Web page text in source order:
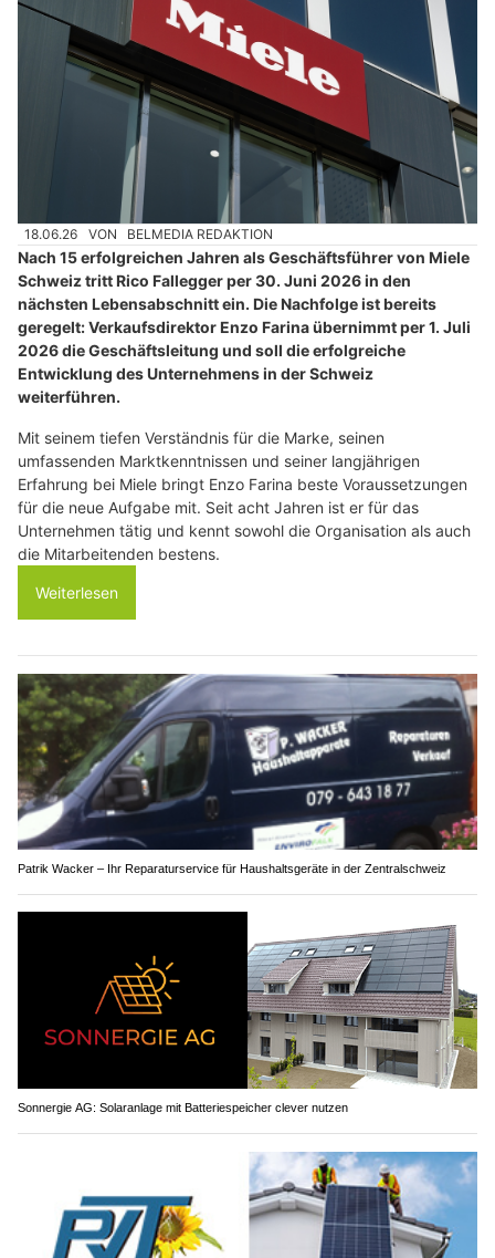
18.06.26 VON BELMEDIA REDAKTION
Nach 15 erfolgreichen Jahren als Geschäftsführer von Miele
Schweiz tritt Rico Fallegger per 30. Juni 2026 in den
nächsten Lebensabschnitt ein. Die Nachfolge ist bereits
geregelt: Verkaufsdirektor Enzo Farina übernimmt per 1. Juli
2026 die Geschäftsleitung und soll die erfolgreiche
Entwicklung des Unternehmens in der Schweiz
weiterführen.
Mit seinem tiefen Verständnis für die Marke, seinen
umfassenden Marktkenntnissen und seiner langjährigen
Erfahrung bei Miele bringt Enzo Farina beste Voraussetzungen
für die neue Aufgabe mit. Seit acht Jahren ist er für das
Unternehmen tätig und kennt sowohl die Organisation als auch
die Mitarbeitenden bestens.
Weiterlesen
Patrik Wacker – Ihr Reparaturservice für Haushaltsgeräte in der Zentralschweiz
Sonnergie AG: Solaranlage mit Batteriespeicher clever nutzen